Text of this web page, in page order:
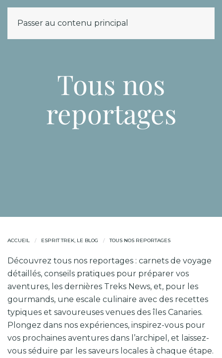
Passer au contenu principal
Tous nos
reportages
ACCUEIL ESPRIT TREK, LE BLOG TOUS NOS REPORTAGES
Découvrez tous nos reportages : carnets de voyage
détaillés, conseils pratiques pour préparer vos
aventures, les dernières Treks News, et, pour les
gourmands, une escale culinaire avec des recettes
typiques et savoureuses venues des îles Canaries.
Plongez dans nos expériences, inspirez-vous pour
vos prochaines aventures dans l’archipel, et laissez-
vous séduire par les saveurs locales à chaque étape.